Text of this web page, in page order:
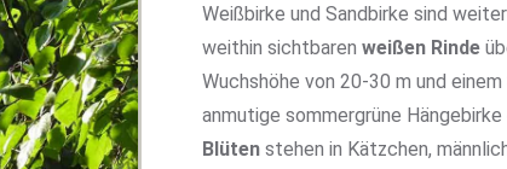
Weißbirke und Sandbirke sind
weithin sichtbaren weißen Rinde
Wuchshöhe von 20-30 m und
anmutige sommergrüne
Blüten stehen in Kätzchen,